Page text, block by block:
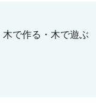
木で作る・木で遊